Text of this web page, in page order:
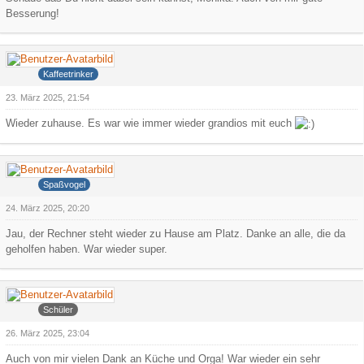
Besserung!
Hank
Kaffeetrinker
23. März 2025, 21:54
Wieder zuhause. Es war wie immer wieder grandios mit euch
Psychojosh
Spaßvogel
24. März 2025, 20:20
Jau, der Rechner steht wieder zu Hause am Platz. Danke an alle, die da
geholfen haben. War wieder super.
KillerMasi
Schüler
26. März 2025, 23:04
Auch von mir vielen Dank an Küche und Orga! War wieder ein sehr